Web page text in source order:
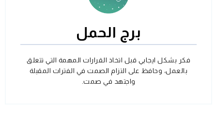
برج الحمل
فكر بشكل ايجابي قبل اتخاذ القرارات المهمة التي تتعلق
بالعمل، وحافظ على التزام الصمت في الفترات المقبلة
واجتهد في صمت.